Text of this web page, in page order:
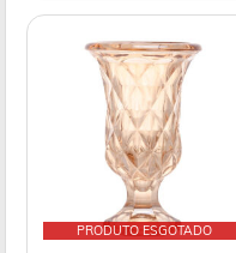
PRODUTO ESGOTADO